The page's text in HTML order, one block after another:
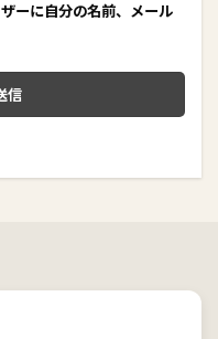
ーに自分の名前、メール